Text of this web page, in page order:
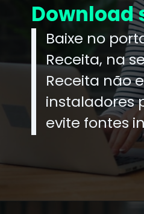
Download
Baixe no
Receita, na
Receita não
instaladores
evite fontes